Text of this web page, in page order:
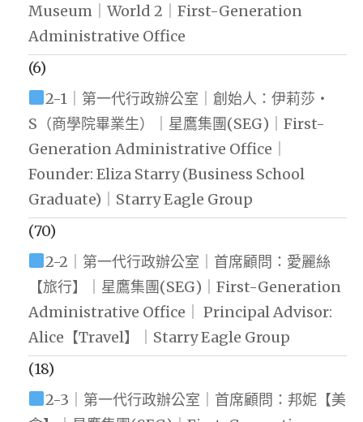
Museum｜World 2｜First-Generation
Administrative Office
(6)
2-1｜第一代行政辦公室｜創始人：伊莉莎・
S（商學院畢業生）｜星鷹集團(SEG)｜First-
Generation Administrative Office｜
Founder: Eliza Starry (Business School
Graduate)｜Starry Eagle Group
(70)
2-2｜第一代行政辦公室｜首席顧問：愛麗絲
【旅行】｜星鷹集團(SEG)｜First-Generation
Administrative Office｜ Principal Advisor:
Alice【Travel】｜Starry Eagle Group
(18)
2-3｜第一代行政辦公室｜首席顧問：邦妮【美